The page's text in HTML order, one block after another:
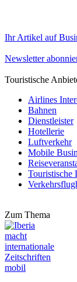
Ihr Artikel auf
Newsletter
Touristische
Airlines
Bahnen
Dienstleister
Hotellerie
Luftverkehr
Mobile
Touristische
Zum Thema